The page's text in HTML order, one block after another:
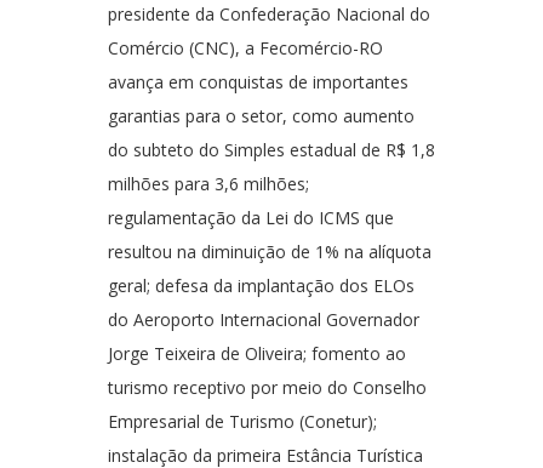
presidente da Confederação Nacional do
Comércio (CNC), a Fecomércio-RO
avança em conquistas de importantes
garantias para o setor, como aumento
do subteto do Simples estadual de R$ 1,8
milhões para 3,6 milhões;
regulamentação da Lei do ICMS que
resultou na diminuição de 1% na alíquota
geral; defesa da implantação dos ELOs
do Aeroporto Internacional Governador
Jorge Teixeira de Oliveira; fomento ao
turismo receptivo por meio do Conselho
Empresarial de Turismo (Conetur);
instalação da primeira Estância Turística